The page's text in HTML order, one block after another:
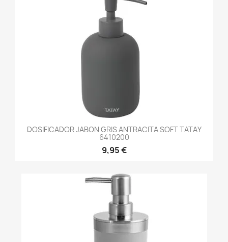
DOSIFICADOR JABON GRIS ANTRACITA SOFT TATAY
6410200
9,95 €